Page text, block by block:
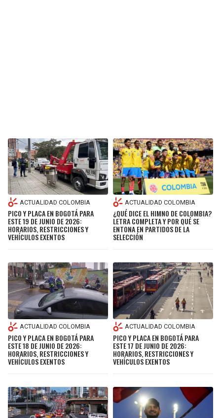
ACTUALIDAD COLOMBIA
PICO Y PLACA EN BOGOTÁ PARA
ESTE 19 DE JUNIO DE 2026:
HORARIOS, RESTRICCIONES Y
VEHÍCULOS EXENTOS
ACTUALIDAD COLOMBIA
¿QUÉ DICE EL HIMNO DE COLOMBIA?
LETRA COMPLETA Y POR QUÉ SE
ENTONA EN PARTIDOS DE LA
SELECCIÓN
ACTUALIDAD COLOMBIA
PICO Y PLACA EN BOGOTÁ PARA
ESTE 18 DE JUNIO DE 2026:
HORARIOS, RESTRICCIONES Y
VEHÍCULOS EXENTOS
ACTUALIDAD COLOMBIA
PICO Y PLACA EN BOGOTÁ PARA
ESTE 17 DE JUNIO DE 2026:
HORARIOS, RESTRICCIONES Y
VEHÍCULOS EXENTOS